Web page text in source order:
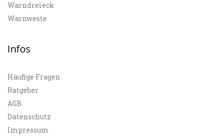
Warndreieck
Warnweste
Infos
Häufige Fragen
Ratgeber
AGB
Datenschutz
Impressum